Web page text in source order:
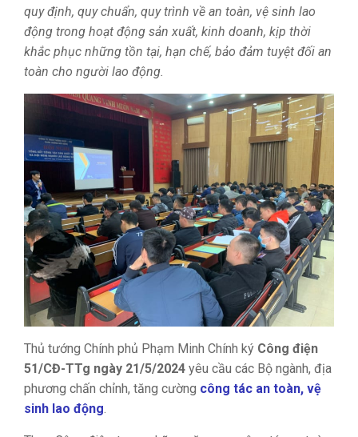
quy định, quy chuẩn, quy trình về an toàn, vệ sinh lao
động trong hoạt động sản xuất, kinh doanh, kịp thời
khắc phục những tồn tại, hạn chế, bảo đảm tuyệt đối an
toàn cho người lao động.
Thủ tướng Chính phủ Phạm Minh Chính ký Công điện
51/CĐ-TTg ngày 21/5/2024 yêu cầu các Bộ ngành, địa
phương chấn chỉnh, tăng cường công tác an toàn, vệ
sinh lao động.